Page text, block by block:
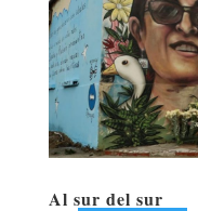
Al sur del sur